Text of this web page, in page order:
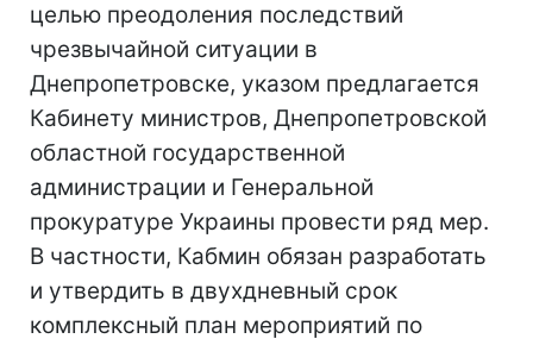
целью преодоления последствий
чрезвычайной ситуации в
Днепропетровске, указом предлагается
Кабинету министров, Днепропетровской
областной государственной
администрации и Генеральной
прокуратуре Украины провести ряд мер.
В частности, Кабмин обязан разработать
и утвердить в двухдневный срок
комплексный план мероприятий по